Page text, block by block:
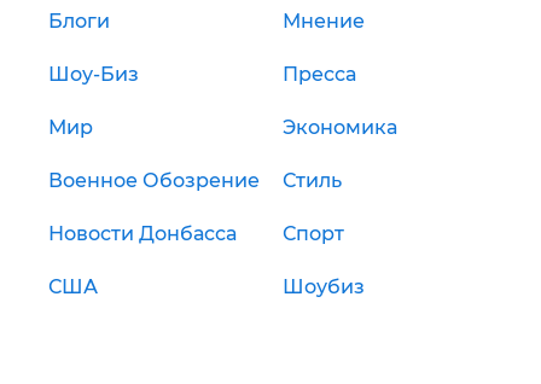
Блоги Мнение
Шоу-Биз Пресса
Мир Экономика
Военное Обозрение Стиль
Новости Донбасса Спорт
США Шоубиз